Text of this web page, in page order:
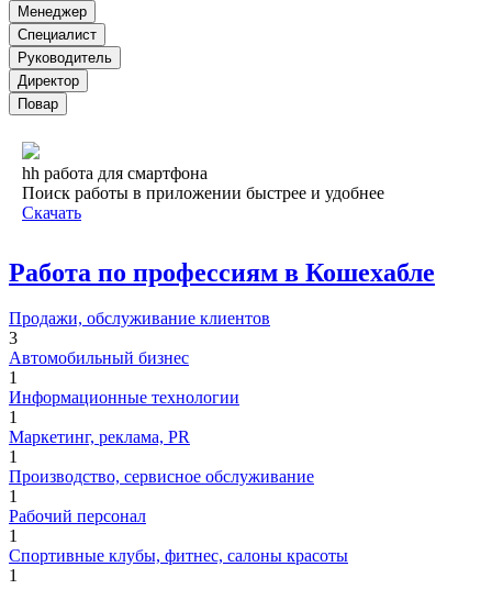
Менеджер
Специалист
Руководитель
Директор
Повар
hh работа для смартфона
Поиск работы в приложении быстрее и удобнее
Скачать
Работа по профессиям в Кошехабле
Продажи, обслуживание клиентов
3
Автомобильный бизнес
1
Информационные технологии
1
Маркетинг, реклама, PR
1
Производство, сервисное обслуживание
1
Рабочий персонал
1
Спортивные клубы, фитнес, салоны красоты
1